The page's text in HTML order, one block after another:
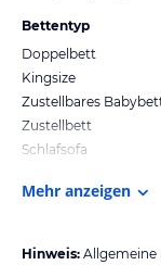
Bettentyp
Doppelbett
Kingsize
Zustellbares
Zustellbett
Schlafsofa
Mehr anzeigen
Hinweis: Allgemeine